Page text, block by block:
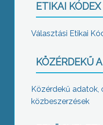
ETIKAI KÓDEX
Választási Etikai
KÖZÉRDEKŰ
Közérdekű adatok,
közbeszerzések